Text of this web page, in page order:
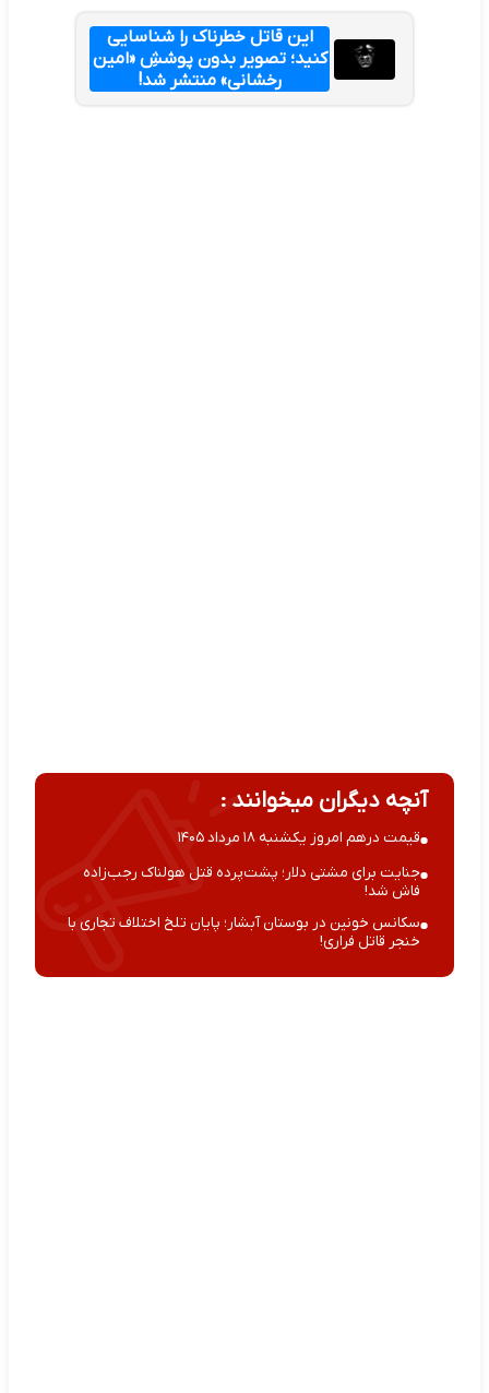
این قاتل خطرناک را شناسایی
کنید؛ تصویر بدون پوششِ «امین
رخشانی» منتشر شد!
آنچه دیگران میخوانند :
قیمت درهم امروز یکشنبه ۱۸ مرداد ۱۴۰۵
جنایت برای مشتی دلار؛ پشت‌پرده قتل هولناک رجب‌زاده
فاش شد!
سکانس خونین در بوستان آبشار؛ پایان تلخ اختلاف تجاری با
خنجر قاتل فراری!